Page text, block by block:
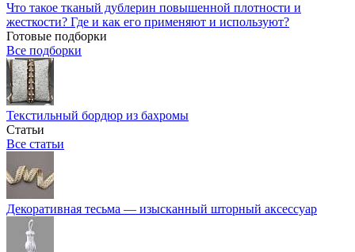
Что такое тканый дублерин повышенной плотности и
жесткости? Где и как его применяют и используют?
Готовые подборки
Все подборки
Текстильный бордюр из бахромы
Статьи
Все статьи
Декоративная тесьма — изысканный шторный аксессуар